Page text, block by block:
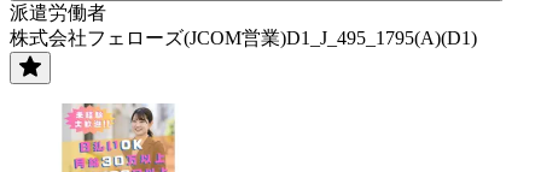
派遣労働者
株式会社フェローズ(JCOM営業)D1_J_495_1795(A)(D1)